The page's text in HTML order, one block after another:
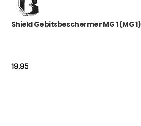
Shield Gebitsbeschermer MG 1 (MG 1)
19.95